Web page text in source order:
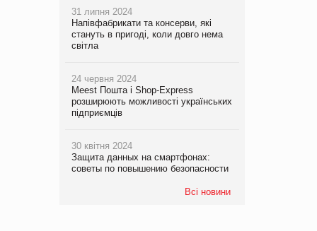
31 липня 2024
Напівфабрикати та консерви, які
стануть в пригоді, коли довго нема
світла
24 червня 2024
Meest Пошта і Shop-Express
розширюють можливості українських
підприємців
30 квітня 2024
Защита данных на смартфонах:
советы по повышению безопасности
Всі новини